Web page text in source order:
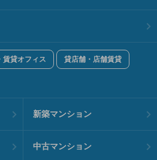
賃貸オフィス 貸店舗・店舗賃貸
新築マンション
中古マンション